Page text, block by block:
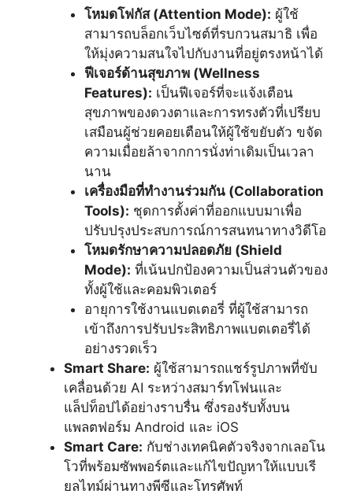
โหมดโฟกัส (Attention Mode): ผู้ใช้
สามารถบล็อกเว็บไซต์ที่รบกวนสมาธิ เพื่อ
ให้มุ่งความสนใจไปกับงานที่อยู่ตรงหน้าได้
ฟีเจอร์ด้านสุขภาพ (Wellness
Features): เป็นฟีเจอร์ที่จะแจ้งเตือน
สุขภาพของดวงตาและการทรงตัวที่เปรียบ
เสมือนผู้ช่วยคอยเตือนให้ผู้ใช้ขยับตัว ขจัด
ความเมื่อยล้าจากการนั่งท่าเดิมเป็นเวลา
นาน
เครื่องมือที่ทำงานร่วมกัน (Collaboration
Tools): ชุดการตั้งค่าที่ออกแบบมาเพื่อ
ปรับปรุงประสบการณ์การสนทนาทางวิดีโอ
โหมดรักษาความปลอดภัย (Shield
Mode): ที่เน้นปกป้องความเป็นส่วนตัวของ
ทั้งผู้ใช้และคอมพิวเตอร์
อายุการใช้งานแบตเตอรี่ ที่ผู้ใช้สามารถ
เข้าถึงการปรับประสิทธิภาพแบตเตอรี่ได้
อย่างรวดเร็ว
Smart Share: ผู้ใช้สามารถแชร์รูปภาพที่ขับ
เคลื่อนด้วย AI ระหว่างสมาร์ทโฟนและ
แล็ปท็อปได้อย่างราบรื่น ซึ่งรองรับทั้งบน
แพลตฟอร์ม Android และ iOS
Smart Care: กับช่างเทคนิคตัวจริงจากเลอโน
โวที่พร้อมซัพพอร์ตและแก้ไขปัญหาให้แบบเรี
ยลไทม์ผ่านทางพีซีและโทรศัพท์